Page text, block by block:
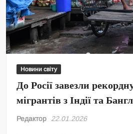
Новини світу
До Росії завезли
мігрантів з Індії та
Редактор 22.01.2026